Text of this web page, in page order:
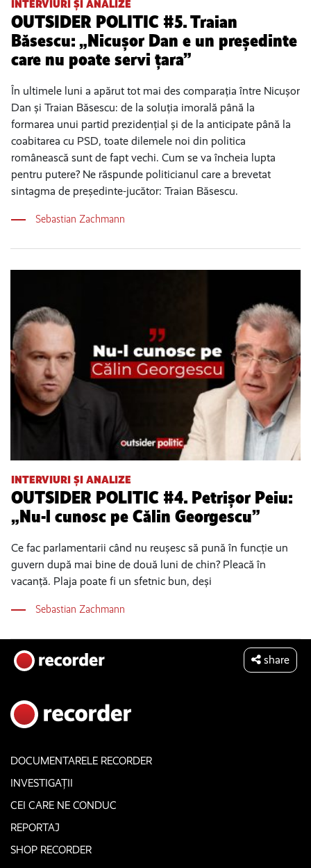
INTERVIURI ȘI ANALIZE
OUTSIDER POLITIC #5. Traian
Băsescu: „Nicușor Dan e un președinte
care nu poate servi țara”
În ultimele luni a apărut tot mai des comparația între Nicușor
Dan și Traian Băsescu: de la soluția imorală până la
formarea unui partid prezidențial și de la anticipate până la
coabitarea cu PSD, toate dilemele noi din politica
românească sunt de fapt vechi. Cum se va încheia lupta
pentru putere? Ne răspunde politicianul care a brevetat
sintagma de președinte-jucător: Traian Băsescu.
Sebastian Zachmann
INTERVIURI ȘI ANALIZE
OUTSIDER POLITIC #4. Petrișor Peiu:
„Nu-l cunosc pe Călin Georgescu”
Ce fac parlamentarii când nu reușesc să pună în funcție un
guvern după mai bine de două luni de chin? Pleacă în
vacanță. Plaja poate fi un sfetnic bun, deși
Sebastian Zachmann
share
DOCUMENTARELE RECORDER
INVESTIGAȚII
CEI CARE NE CONDUC
REPORTAJ
SHOP RECORDER